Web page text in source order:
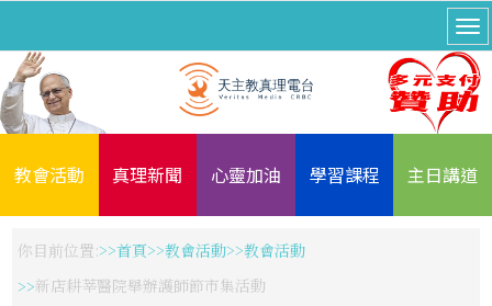
教會活動 真理新聞 心靈加油 學習課程 主日講道
你目前位置: 首頁 教會活動
教會活動
新店耕莘醫院舉辦護師節市集活動